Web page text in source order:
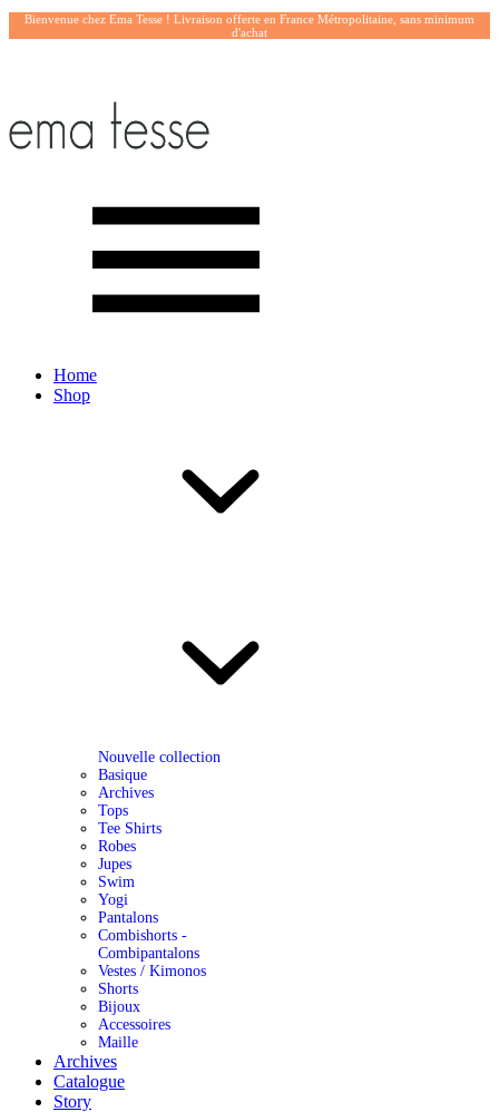
Bienvenue chez Ema Tesse ! Livraison offerte en France Métropolitaine, sans minimum
d'achat
Home
Shop
Nouvelle collection
Basique
Archives
Tops
Tee Shirts
Robes
Jupes
Swim
Yogi
Pantalons
Combishorts -
Combipantalons
Vestes / Kimonos
Shorts
Bijoux
Accessoires
Maille
Archives
Catalogue
Story